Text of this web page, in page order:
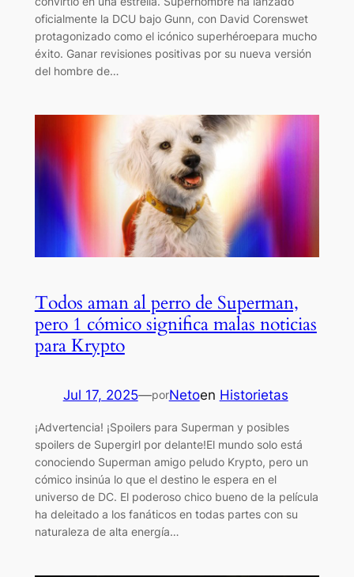
oficialmente la DCU bajo Gunn, con David Corenswet
protagonizado como el icónico superhéroepara mucho
éxito. Ganar revisiones positivas por su nueva versión
del hombre de…
Todos aman al perro de Superman,
pero 1 cómico significa malas noticias
para Krypto
Jul 17, 2025—porNetoen Historietas
¡Advertencia! ¡Spoilers para Superman y posibles
spoilers de Supergirl por delante!El mundo solo está
conociendo Superman amigo peludo Krypto, pero un
cómico insinúa lo que el destino le espera en el
universo de DC. El poderoso chico bueno de la película
ha deleitado a los fanáticos en todas partes con su
naturaleza de alta energía…